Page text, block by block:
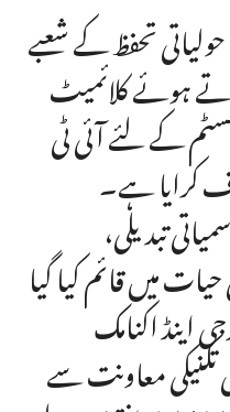
تحفظ کے شعبے
ہوئے کلائمیٹ
کے لئے آئی ٹی
کرایا ہے۔
تبدیلی،
میں قائم کیا گیا
اینڈ اکنامک
معاونت سے